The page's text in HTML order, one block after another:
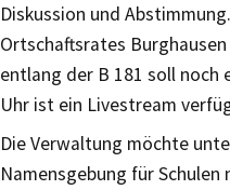
Diskussion und
Ortschaftsrates
entlang der B 181 soll noch
Uhr ist ein Livestream
Die Verwaltung möchte
Namensgebung für